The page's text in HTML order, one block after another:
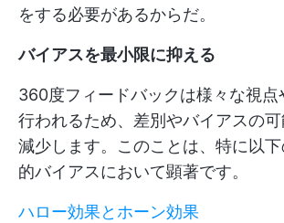
をする必要があるからだ。
バイアスを最小限に抑える
360度フィードバックは様々な視点
行われるため、差別やバイアスの
減少します。このことは、特に以
的バイアスにおいて顕著です。
ハロー効果とホーン効果